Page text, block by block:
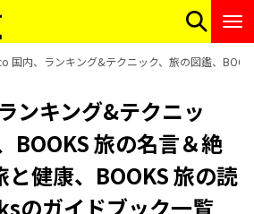
国内、ランキング&テクニック、旅の図鑑、
ンキング&テクニッ
BOOKS 旅の名言＆絶
と健康、BOOKS 旅の読
のガイドブック一覧